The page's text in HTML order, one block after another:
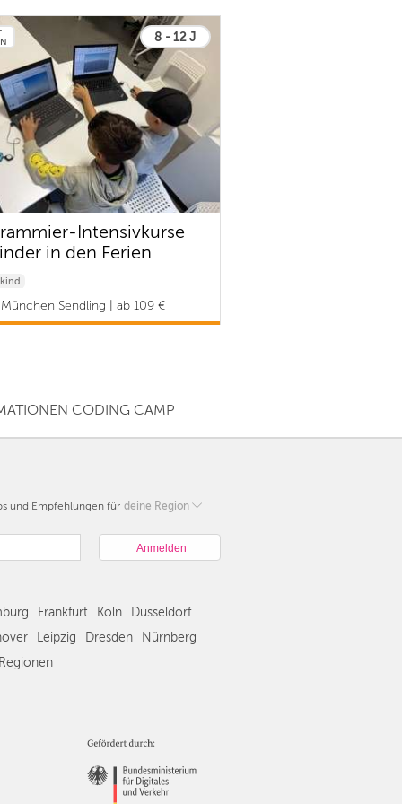
8 - 12 J
Intensivkurse
in den Ferien
Sendling | ab 109 €
CODING CAMP
und Empfehlungen für deine Region
Berlin
Hamburg
Düsseldorf
Stuttgart
Nürnberg
Wien
Zürich
Frankfurt Köln
Düsseldorf
Leipzig Dresden
Nürnberg